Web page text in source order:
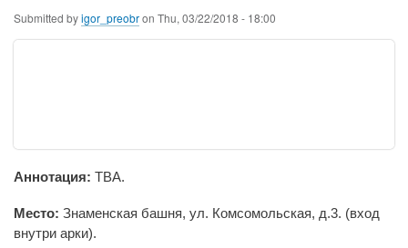
Submitted byigor_preobron Thu, 03/22/2018 - 18:00
Аннотация: TBA.
Место: Знаменская башня, ул. Комсомольская, д.3. (вход
внутри арки).